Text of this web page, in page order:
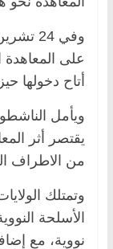
أتاح دخولها حيز التفيذ
ويأمل
يقتصر أثر
من الاطراف
الأسلحة
نووية، مع